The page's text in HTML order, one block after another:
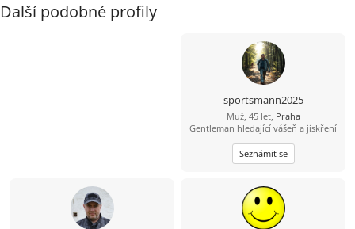
Další podobné profily
sportsmann2025
Muž, 45 let, Praha
Gentleman hledající vášeň a jiskření
Seznámit se